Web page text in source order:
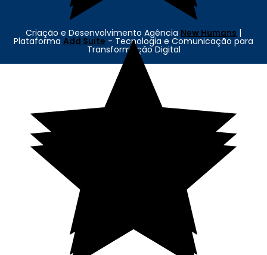
Criação e Desenvolvimento Agência New Humans |
Plataforma Add Suite - Tecnologia e Comunicação para
Transformação Digital